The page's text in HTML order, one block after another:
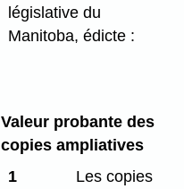
législative du
Manitoba, édicte :
Valeur probante des
copies ampliatives
1
Les copies